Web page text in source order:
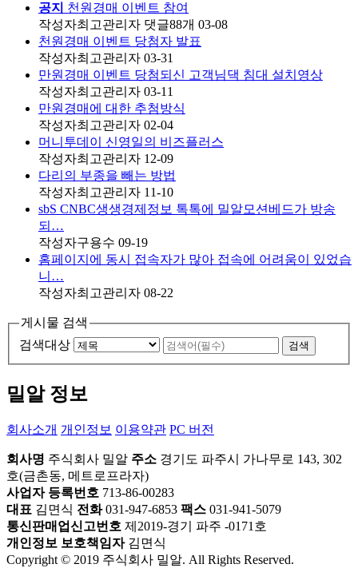
공지 천원경매 이벤트 참여
작성자최고관리자 댓글88개 03-08
천원경매 이벤트 당첨자 발표
작성자최고관리자 03-31
만원경매 이벤트 당첨되신 고객님댁 침대 설치영상
작성자최고관리자 03-11
만원경매에 대한 추첨방식
작성자최고관리자 02-04
머니투데이 신영일의 비즈플러스
작성자최고관리자 12-09
다리의 부종을 빼는 방법
작성자최고관리자 11-10
sbS CNBC생생경제정보 톡톡에 밀알모션베드가 방송
되…
작성자구용수 09-19
홈페이지에 동시 접속자가 많아 접속에 어려움이 있었습
니…
작성자최고관리자 08-22
게시물 검색
검색대상
검색
밀알 정보
회사소개 개인정보 이용약관 PC 버전
회사명 주식회사 밀알 주소 경기도 파주시 가나무로 143, 302
호(금촌동, 메트로프라자)
사업자 등록번호 713-86-00283
대표 김면식 전화031-947-6853 팩스 031-941-5079
통신판매업신고번호 제2019-경기 파주 -0171호
개인정보 보호책임자김면식
Copyright © 2019 주식회사 밀알. All Rights Reserved.